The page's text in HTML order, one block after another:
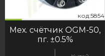
код:5854
Мех. счётчик OGM-50,
пг. ±0.5%